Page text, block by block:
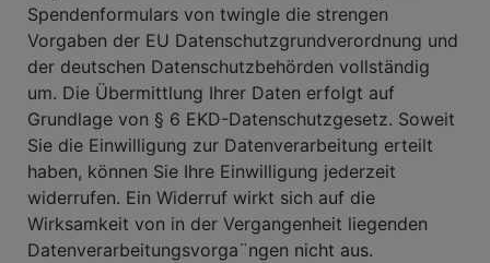
Spendenformulars von twingle die strengen
Vorgaben der EU Datenschutzgrundverordnung und
der deutschen Datenschutzbehörden vollständig
um. Die Übermittlung Ihrer Daten erfolgt auf
Grundlage von § 6 EKD-Datenschutzgesetz. Soweit
Sie die Einwilligung zur Datenverarbeitung erteilt
haben, können Sie Ihre Einwilligung jederzeit
widerrufen. Ein Widerruf wirkt sich auf die
Wirksamkeit von in der Vergangenheit liegenden
Datenverarbeitungsvorga¨ngen nicht aus.